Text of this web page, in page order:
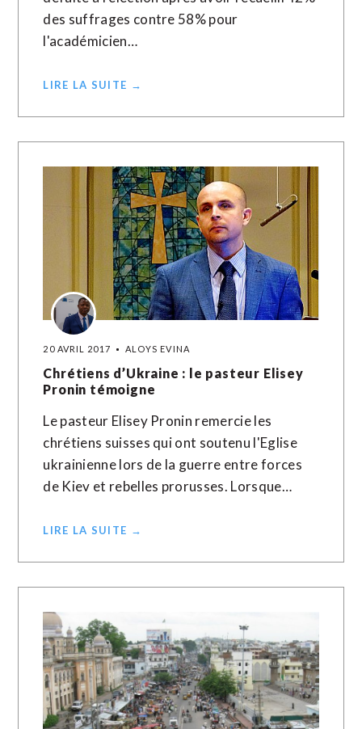
des suffrages contre 58% pour
l'académicien…
LIRE LA SUITE →
20 AVRIL 2017 ALOYS EVINA
Chrétiens d’Ukraine : le pasteur Elisey
Pronin témoigne
Le pasteur Elisey Pronin remercie les
chrétiens suisses qui ont soutenu l'Eglise
ukrainienne lors de la guerre entre forces
de Kiev et rebelles prorusses. Lorsque…
LIRE LA SUITE →